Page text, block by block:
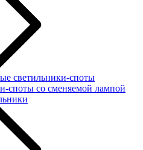
светильники-споты
споты со сменяемой лампой